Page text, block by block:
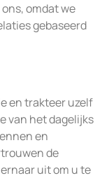
omdat we
gebaseerd
en trakteer uzelf
van het dagelijks
en
de
uit om u te